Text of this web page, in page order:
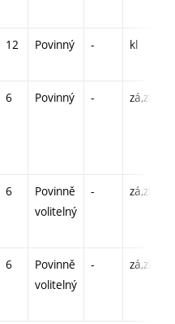
12 Povinný - kl
6 Povinný - zá,zk
6
Povinně
volitelný
- zá,zk
6
Povinně
volitelný
- zá,zk